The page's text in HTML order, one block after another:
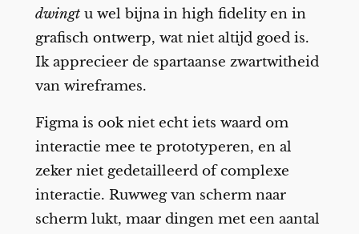
dwingt u wel bijna in high fidelity en in
grafisch ontwerp, wat niet altijd goed is.
Ik apprecieer de spartaanse zwartwitheid
van wireframes.
Figma is ook niet echt iets waard om
interactie mee te prototyperen, en al
zeker niet gedetailleerd of complexe
interactie. Ruwweg van scherm naar
scherm lukt, maar dingen met een aantal